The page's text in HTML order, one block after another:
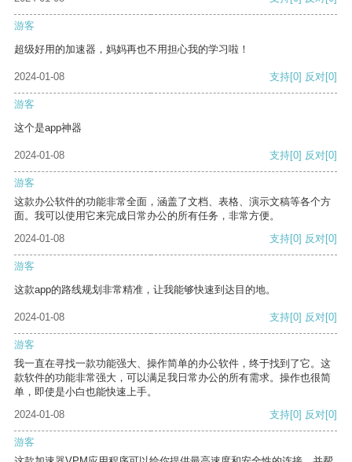
游客
超级好用的加速器，妈妈再也不用担心我的学习啦！
2024-01-08 支持[0] 反对[0]
游客
这个是app神器
2024-01-08 支持[0] 反对[0]
游客
这款办公软件的功能非常全面，涵盖了文档、表格、演示文稿等各个方
面。我可以使用它来完成日常办公的所有任务，非常方便。
2024-01-08
支持[0] 反对[0]
游客
这款app的路线规划非常精准，让我能够快速到达目的地。
2024-01-08 支持[0] 反对[0]
游客
我一直在寻找一款功能强大、操作简单的办公软件，终于找到了它。这
款软件的功能非常强大，可以满足我日常办公的所有需求。操作也很简
单，即使是小白也能快速上手。
2024-01-08
支持[0] 反对[0]
游客